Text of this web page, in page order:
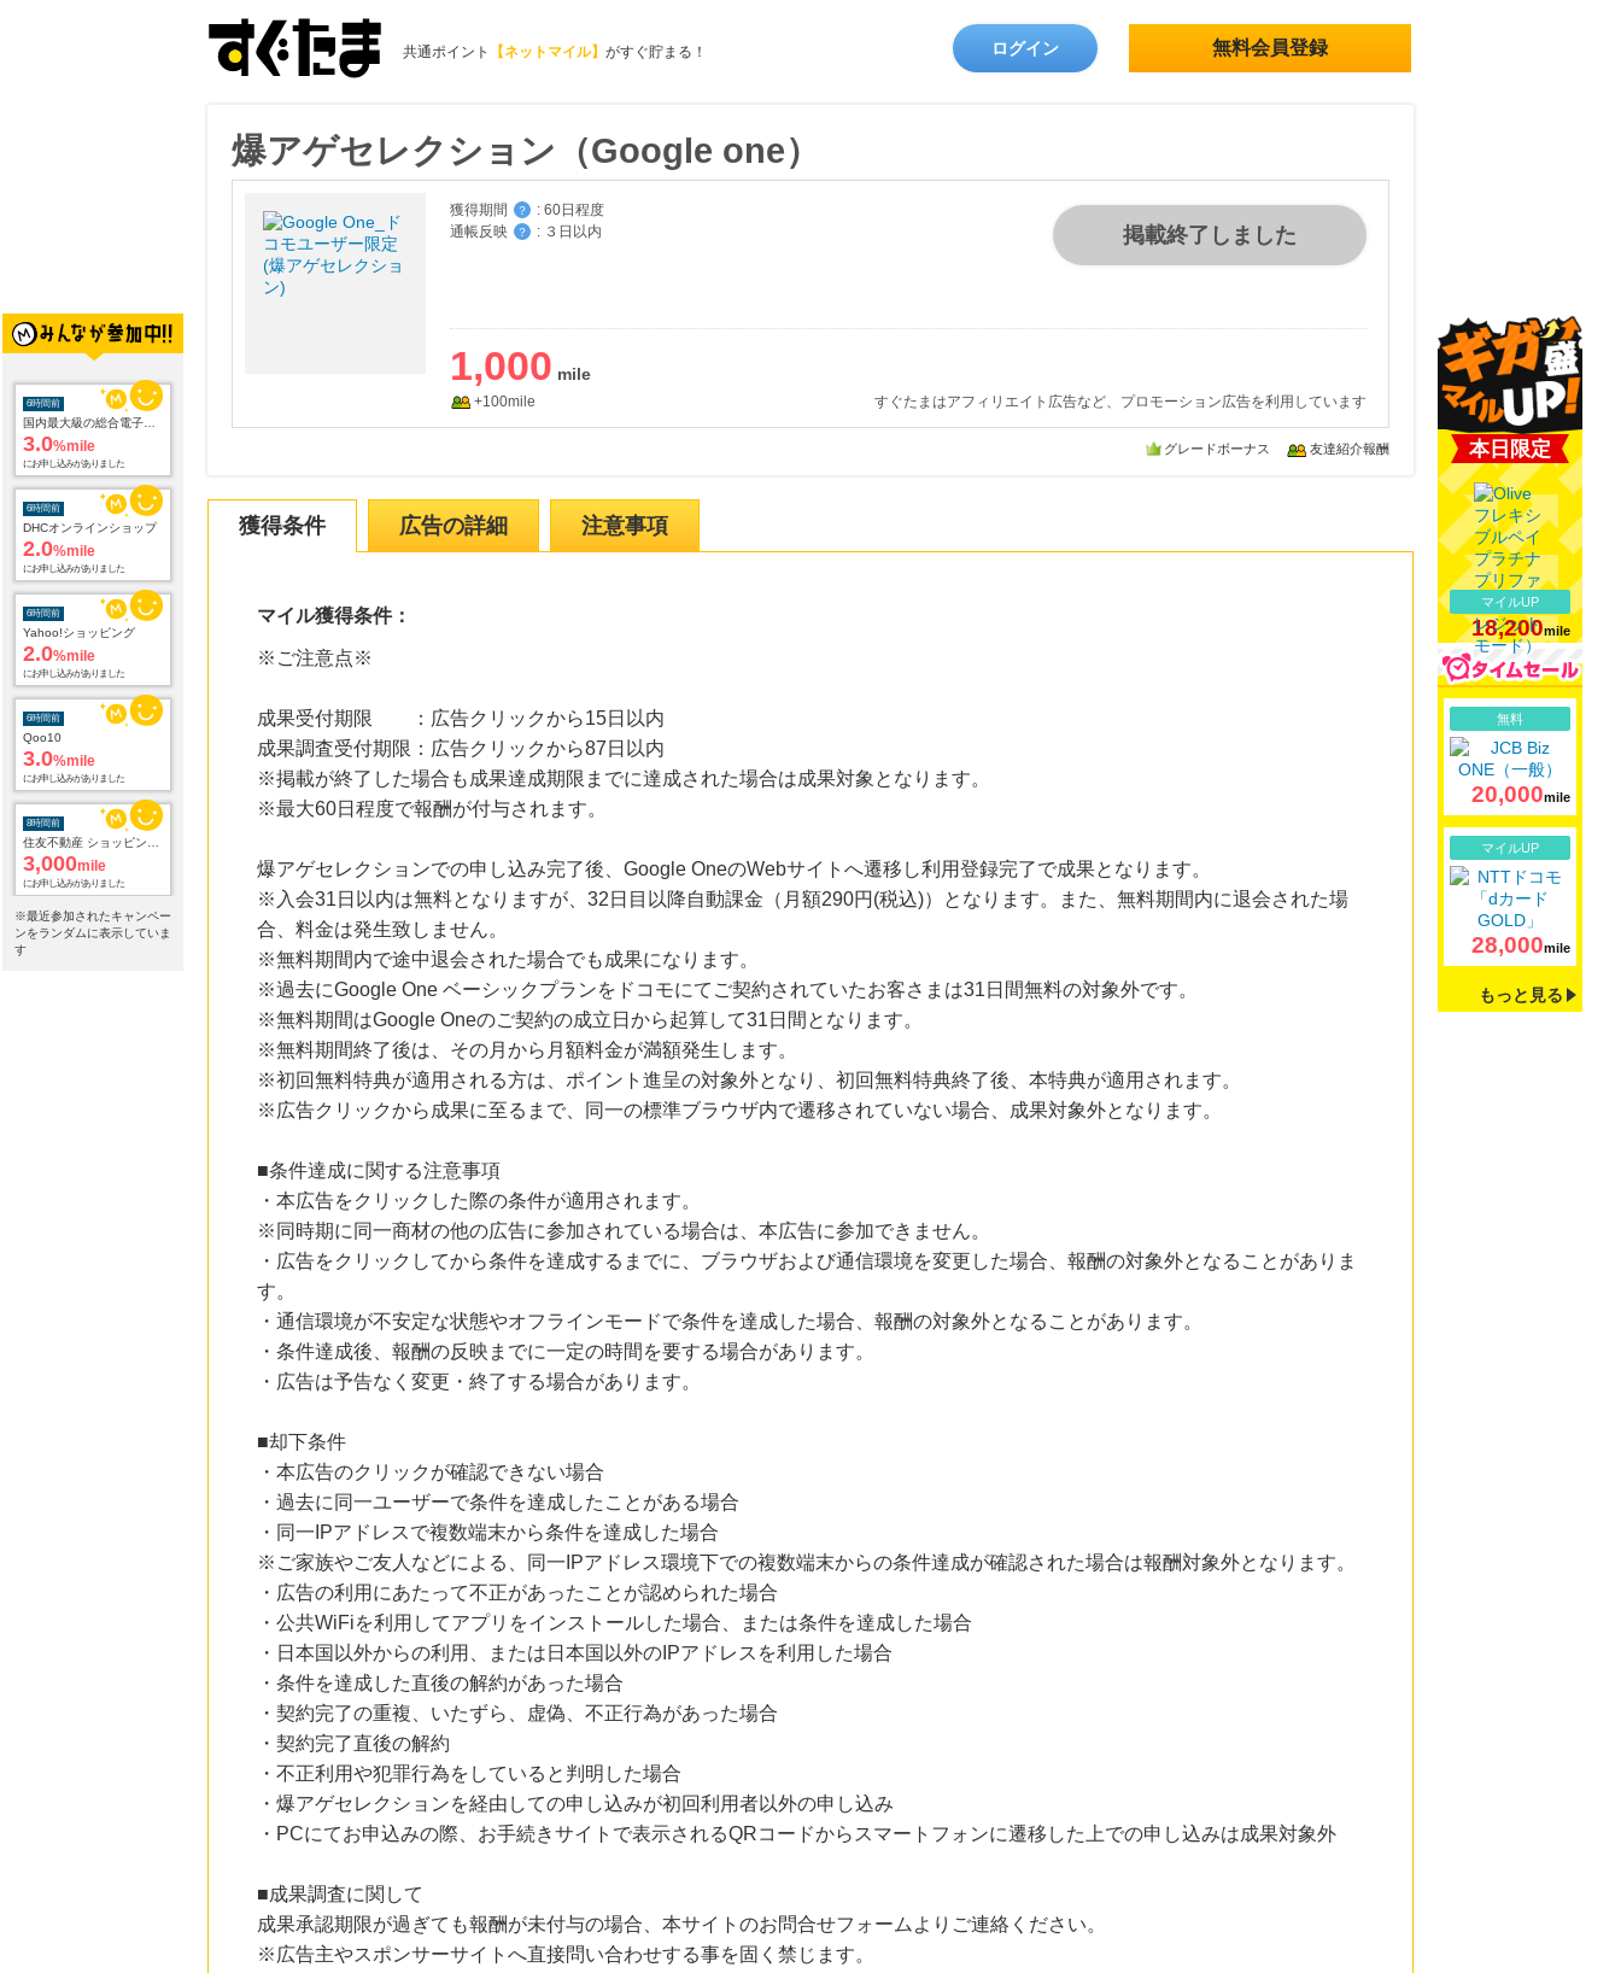
共通ポイント 【ネットマイル】 がすぐ貯まる！ ログイン 無料会員登録
6時間前
3.0%mile
にお申し込みがありました
6時間前
DHCオンラインショップ
2.0%mile
にお申し込みがありました
6時間前
Yahoo!ショッピング
2.0%mile
にお申し込みがありました
6時間前
Qoo10
3.0%mile
にお申し込みがありました
8時間前
3,000mile
にお申し込みがありました
9時間前
※最近参加されたキャンペー
ンをランダムに表示していま
す
爆アゲセレクション（Google one）
獲得期間 ？ : 60日程度
通帳反映
？ : ３日以内 掲載終了しました
1,000
+100mile すぐたまはアフィリエイト広告など、プロモーション広告を利用しています
グレードボーナス 友達紹介報酬
獲得条件 広告の詳細 注意事項
マイル獲得条件：
※ご注意点※
成果受付期限 ：広告クリックから15日以内
成果調査受付期限：広告クリックから87日以内
※掲載が終了した場合も成果達成期限までに達成された場合は成果対象となります。
※最大60日程度で報酬が付与されます。
爆アゲセレクションでの申し込み完了後、Google OneのWebサイトへ遷移し利用登録完了で成果となります。
※入会31日以内は無料となりますが、32日目以降自動課金（月額290円(税込)）となります。また、無料期間内に退会された場
合、料金は発生致しません。
※無料期間内で途中退会された場合でも成果になります。
※過去にGoogle One ベーシックプランをドコモにてご契約されていたお客さまは31日間無料の対象外です。
※無料期間はGoogle Oneのご契約の成立日から起算して31日間となります。
※無料期間終了後は、その月から月額料金が満額発生します。
※初回無料特典が適用される方は、ポイント進呈の対象外となり、初回無料特典終了後、本特典が適用されます。
※広告クリックから成果に至るまで、同一の標準ブラウザ内で遷移されていない場合、成果対象外となります。
■条件達成に関する注意事項
・本広告をクリックした際の条件が適用されます。
※同時期に同一商材の他の広告に参加されている場合は、本広告に参加できません。
・広告をクリックしてから条件を達成するまでに、ブラウザおよび通信環境を変更した場合、報酬の対象外となることがありま
す。
・通信環境が不安定な状態やオフラインモードで条件を達成した場合、報酬の対象外となることがあります。
・条件達成後、報酬の反映までに一定の時間を要する場合があります。
・広告は予告なく変更・終了する場合があります。
■却下条件
・本広告のクリックが確認できない場合
・過去に同一ユーザーで条件を達成したことがある場合
・同一IPアドレスで複数端末から条件を達成した場合
※ご家族やご友人などによる、同一IPアドレス環境下での複数端末からの条件達成が確認された場合は報酬対象外となります。
・広告の利用にあたって不正があったことが認められた場合
・公共WiFiを利用してアプリをインストールした場合、または条件を達成した場合
・日本国以外からの利用、または日本国以外のIPアドレスを利用した場合
・条件を達成した直後の解約があった場合
・契約完了の重複、いたずら、虚偽、不正行為があった場合
・契約完了直後の解約
・不正利用や犯罪行為をしていると判明した場合
・爆アゲセレクションを経由しての申し込みが初回利用者以外の申し込み
・PCにてお申込みの際、お手続きサイトで表示されるQRコードからスマートフォンに遷移した上での申し込みは成果対象外
■成果調査に関して
成果承認期限が過ぎても報酬が未付与の場合、本サイトのお問合せフォームよりご連絡ください。
※広告主やスポンサーサイトへ直接問い合わせする事を固く禁じます。
本日限定
マイルUP
18,200mile
無料
20,000mile
マイルUP
28,000mile
もっと見る